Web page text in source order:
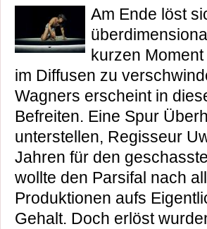
Am Ende löst
kurzen
im Diffusen zu
Wagners erscheint in
Befreiten. Eine Spur
unterstellen, Regisseur
Jahren für den
wollte den Parsifal nach
Produktionen aufs
Gehalt. Doch erlöst